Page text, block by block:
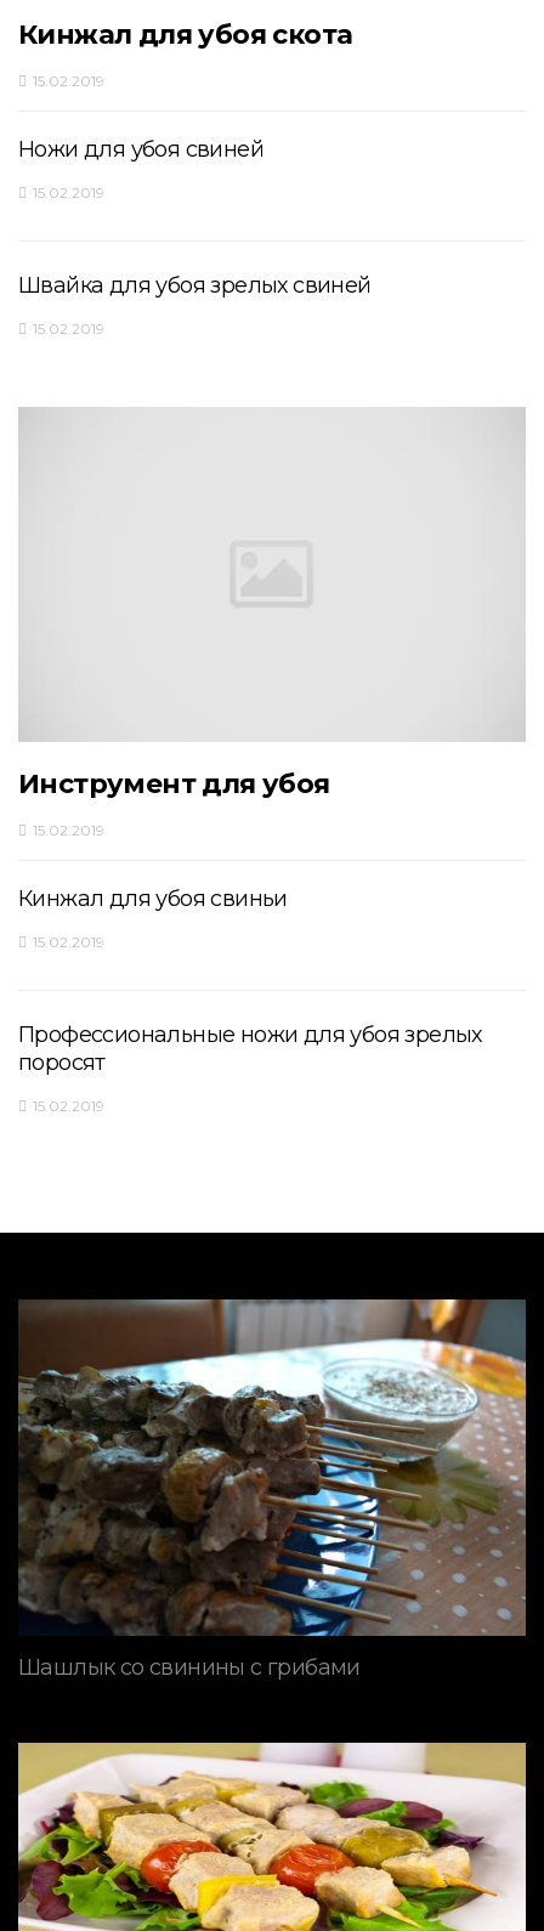
Кинжал для убоя скота
15.02.2019
Ножи для убоя свиней
15.02.2019
Швайка для убоя зрелых свиней
15.02.2019
Инструмент для убоя
15.02.2019
Кинжал для убоя свиньи
15.02.2019
Профессиональные ножи для убоя зрелых
поросят
15.02.2019
Шашлык со свинины с грибами